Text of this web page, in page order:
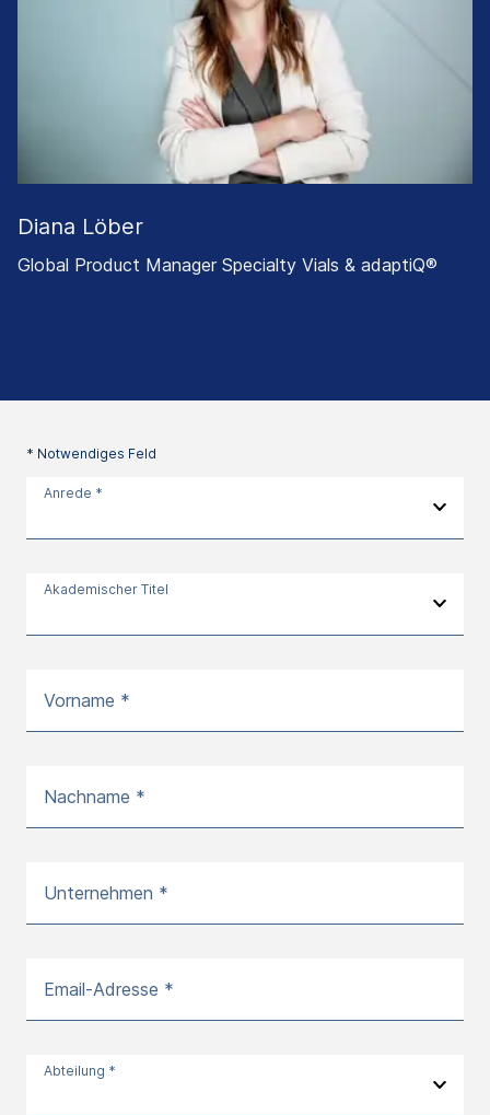
Diana Löber
Global Product Manager Specialty Vials & adaptiQ®
* Notwendiges Feld
Anrede *
Akademischer Titel
Vorname *
Nachname *
Unternehmen *
Email-Adresse *
Abteilung *